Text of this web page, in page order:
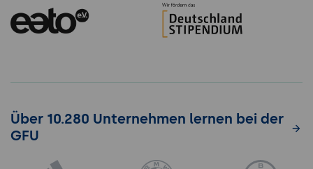
Über 10.280 Unternehmen lernen bei der
GFU